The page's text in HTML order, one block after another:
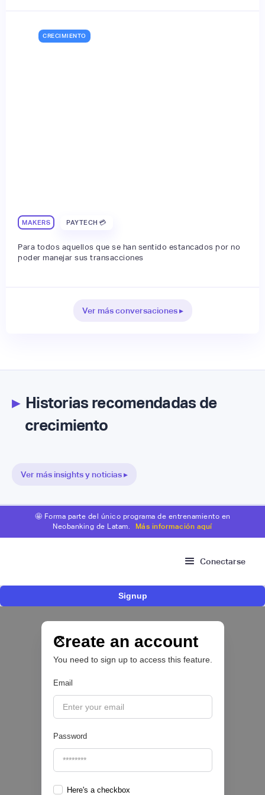
CRECIMIENTO
MAKERS PAYTECH 💳
Para todos aquellos que se han sentido estancados por no
poder manejar sus transacciones
Ver más conversaciones ▸
▸Historias recomendadas de
crecimiento
Ver más insights y noticias ▸
🤩 Forma parte del único programa de entrenamiento en
Neobanking de Latam.
Más información aquí
Conectarse
Signup
Create an account
You need to sign up to access this feature.
Email
Password
Here's a checkbox
métodos de pago locales de América Latina a
los comercios globales
PAYTECH 💳
ACI Worldwide |